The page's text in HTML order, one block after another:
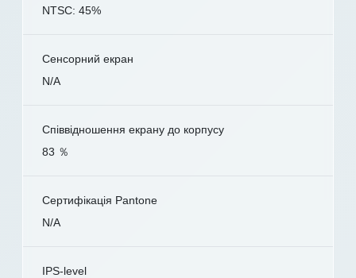
NTSC: 45%
Сенсорний екран
N/A
Співвідношення екрану до корпусу
83 ％
Сертифікація Pantone
N/A
IPS-level